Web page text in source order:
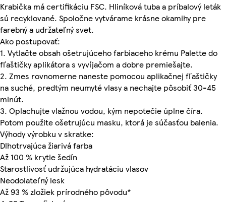
Krabička má certifikáciu FSC. Hliníková tuba a príbalový leták
sú recyklované. Spoločne vytvárame krásne okamihy pre
farebný a udržateľný svet.
Ako postupovať:
1. Vytlačte obsah ošetrujúceho farbiaceho krému Palette do
fľaštičky aplikátora s vyvíjačom a dobre premiešajte.
2. Zmes rovnomerne naneste pomocou aplikačnej fľaštičky
na suché, predtým neumyté vlasy a nechajte pôsobiť 30-45
minút.
3. Oplachujte vlažnou vodou, kým nepotečie úplne číra.
Potom použite ošetrujúcu masku, ktorá je súčasťou balenia.
Výhody výrobku v skratke:
Dlhotrvajúca žiarivá farba
Až 100 % krytie šedín
Starostlivosť udržujúca hydratáciu vlasov
Neodolateľný lesk
Až 93 % zložiek prírodného pôvodu*